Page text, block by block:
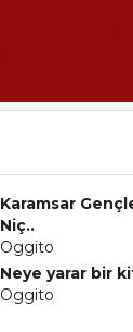
Karamsar
Niç..
Oggito
Neye yarar bir
Oggito